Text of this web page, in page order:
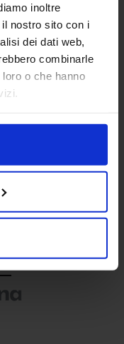
inoltre
nostro sito con i
dei dati web,
combinarle
o che hanno